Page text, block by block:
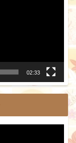
02:33